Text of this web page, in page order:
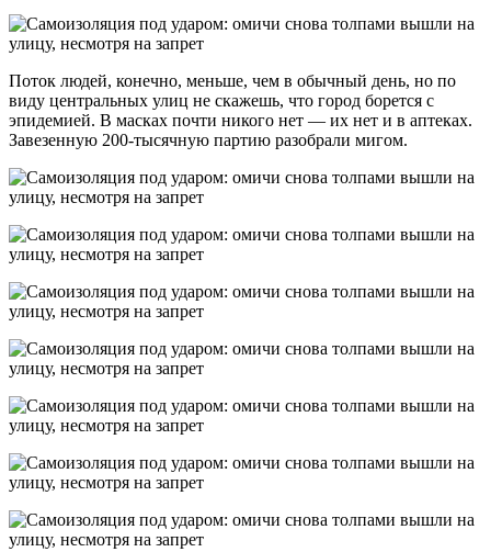
Поток людей, конечно, меньше, чем в обычный день, но по
виду центральных улиц не скажешь, что город борется с
эпидемией. В масках почти никого нет — их нет и в аптеках.
Завезенную 200-тысячную партию разобрали мигом.